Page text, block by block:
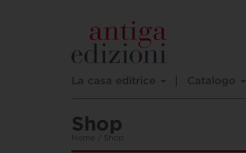
La casa editrice Catalogo
Shop
Home / Shop